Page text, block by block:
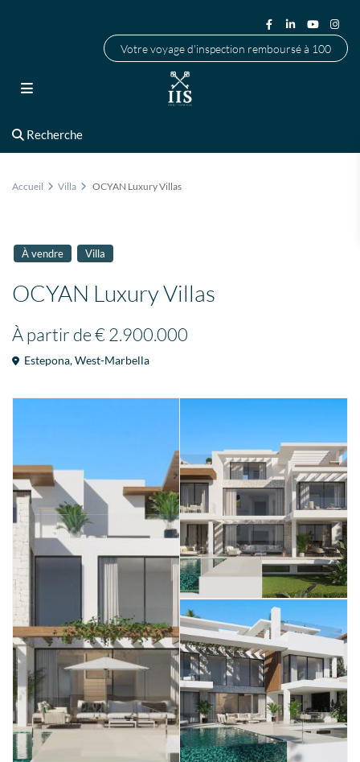
Votre voyage d'inspection remboursé à 100
Recherche
Accueil Villa OCYAN Luxury Villas
À vendre Villa
OCYAN Luxury Villas
À partir de€ 2.900.000
Estepona,West-Marbella